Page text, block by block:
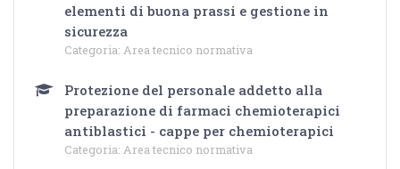
elementi di buona prassi e gestione in
sicurezza
Categoria: Area tecnico normativa
Protezione del personale addetto alla
preparazione di farmaci chemioterapici
antiblastici - cappe per chemioterapici
Categoria: Area tecnico normativa